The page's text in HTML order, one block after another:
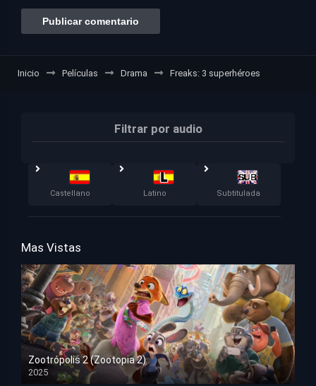
Inicio Películas Drama Freaks: 3 superhéroes
Filtrar por audio
Castellano Latino Subtitulada
Mas Vistas
Zootrópolis 2 (Zootopia 2)
2025
HD 1080p